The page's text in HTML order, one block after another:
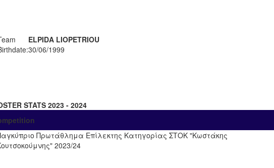
ELPIDA LIOPETRIOU
30/06/1999
STATS 2023 - 2024
Πρωτάθλημα Επίλεκτης Κατηγορίας ΣΤΟΚ "Κωστάκης
2023/24